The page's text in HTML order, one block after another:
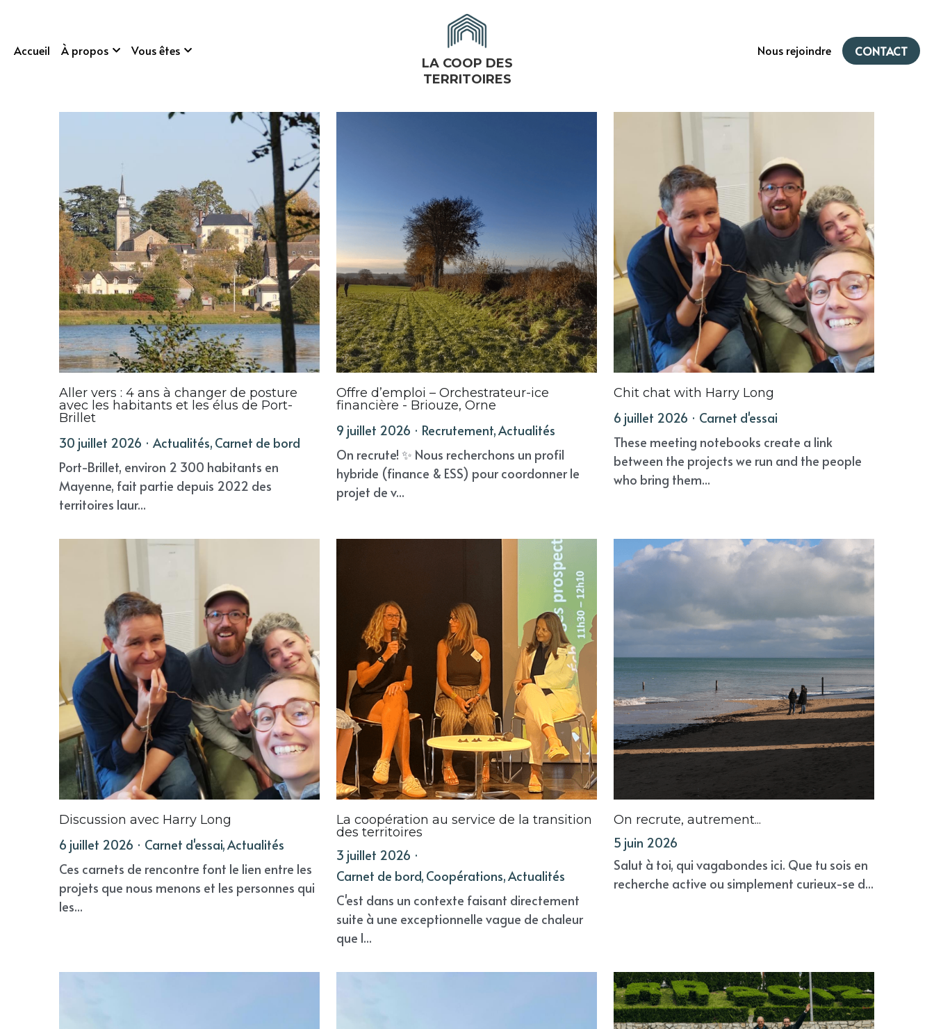
Accueil À propos
Vous êtes
LA COOP DES
TERRITOIRES
Nous rejoindre CONTACT
Aller vers : 4 ans à changer de posture
avec les habitants et les élus de Port-
Brillet
30 juillet 2026 · Actualités, Carnet de bord
Port-Brillet, environ 2 300 habitants en
Mayenne, fait partie depuis 2022 des
territoires laur...
Offre d’emploi – Orchestrateur-ice
financière - Briouze, Orne
9 juillet 2026 · Recrutement,Actualités
On recrute! ✨ Nous recherchons un profil
hybride (finance & ESS) pour coordonner le
projet de v...
Chit chat with Harry Long
6 juillet 2026 · Carnet d'essai
These meeting notebooks create a link
between the projects we run and the people
who bring them...
Discussion avec Harry Long
6 juillet 2026 · Carnet d'essai,Actualités
Ces carnets de rencontre font le lien entre les
projets que nous menons et les personnes qui
les...
La coopération au service de la transition
des territoires
3 juillet 2026 ·
Carnet de bord, Coopérations,Actualités
C'est dans un contexte faisant directement
suite à une exceptionnelle vague de chaleur
que l...
On recrute, autrement...
5 juin 2026
Salut à toi, qui vagabondes ici. Que tu sois en
recherche active ou simplement curieux-se d...